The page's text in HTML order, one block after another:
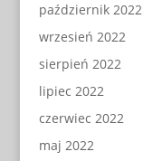
październik 2022
wrzesień 2022
sierpień 2022
lipiec 2022
czerwiec 2022
maj 2022